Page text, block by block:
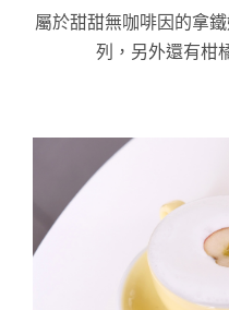
屬於甜甜無咖啡因的拿
列，另外還有柑